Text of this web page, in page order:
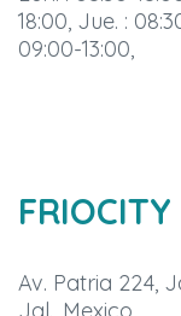
18:00, Jue. :
09:00-13:00,
FRIOCITY
Av. Patria 224,
Jal., Mexico